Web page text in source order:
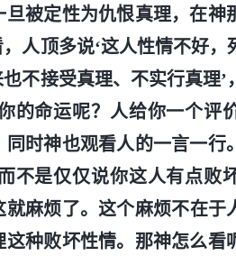
被定性为仇恨真理，在神
人顶多说‘这人性情不好，
不接受真理、不实行真理’
的命运呢？人给你一个评
时神也观看人的一言一行
不是仅仅说你这人有点败
就麻烦了。这个麻烦不在于
种败坏性情。那神怎么看